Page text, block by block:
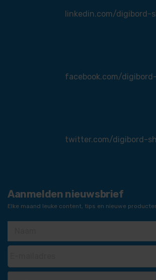
linkedin.com/digibord-
facebook.com/
twitter.com/digibord-
Aanmelden nieuwsbrief
Elke maand leuke content, tips en nieuwe